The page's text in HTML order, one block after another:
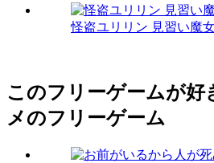
怪盗ユリリン 見習い魔
このフリーゲームが好
メのフリーゲーム